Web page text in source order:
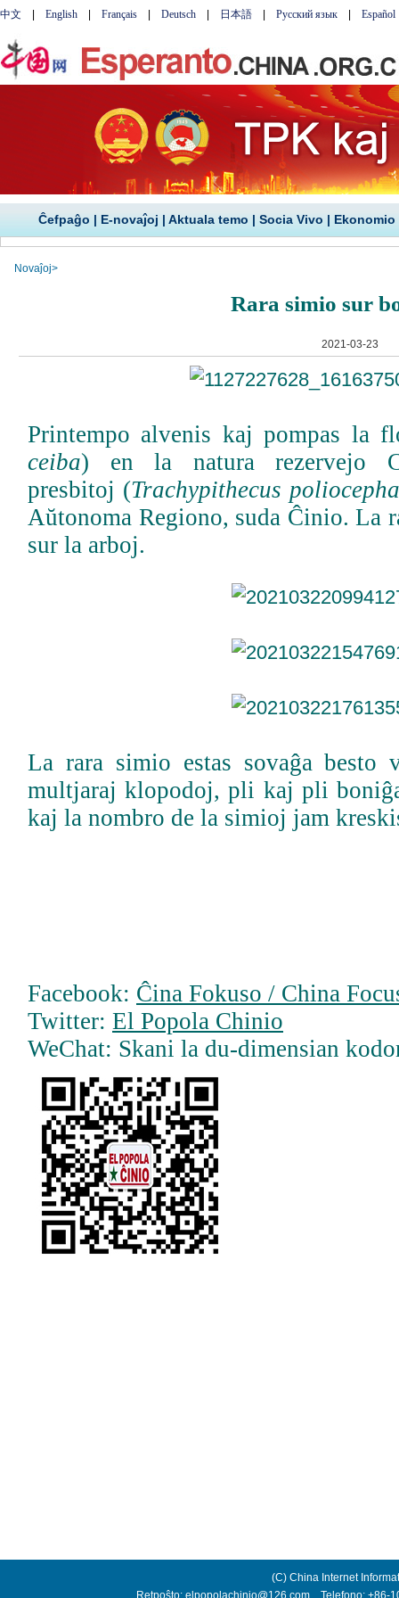
Ĉefpaĝo | E-novaĵoj | Aktuala temo | Socia Vivo | Ekonomio
Novaĵoj>
Rara simio sur
2021-03-23
Printempo alvenis kaj pompas la
ceiba) en la natura rezervejo
presbitoj (Trachypithecus
Aŭtonoma Regiono, suda Ĉinio. La
sur la arboj.
La rara simio estas sovaĝa besto
multjaraj klopodoj, pli kaj pli
kaj la nombro de la simioj jam
Facebook: Ĉina Fokuso / China
Twitter: El Popola Chinio
WeChat: Skani la du-dimensian
(C) China Internet
Retpoŝto: elpopolachinio@126.com Telefono: +86-